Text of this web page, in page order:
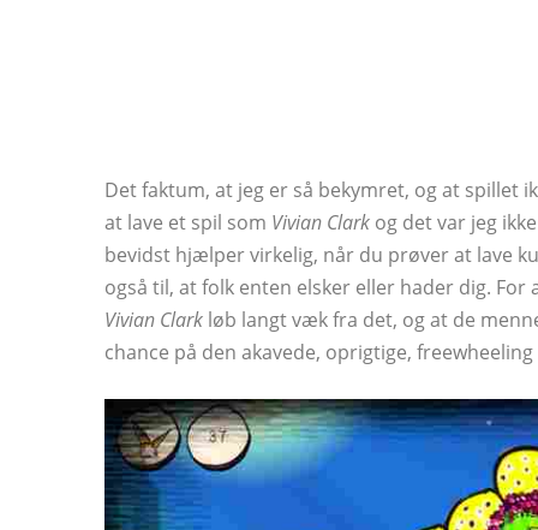
Det faktum, at jeg er så bekymret, og at spillet
at lave et spil som Vivian Clark og det var jeg
bevidst hjælper virkelig, når du prøver at lave
også til, at folk enten elsker eller hader dig.
Vivian Clark løb langt væk fra det, og at de
chance på den akavede, oprigtige,